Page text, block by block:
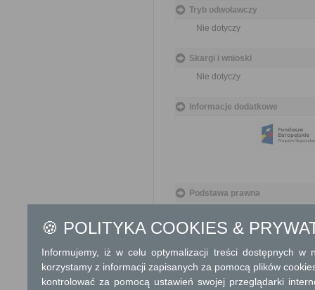
Tryb odwoławczy
Nie dotyczy
Skargi i wnioski
Nie dotyczy
Informacje dodatkowe
Podstawa prawna
Rozporządzenie
geodezyjnych,
Ochrona danych osobowych
🍪 POLITYKA COOKIES &
Informujemy, iż w celu optymalizacji treści dostępnych w
korzystamy z informacji zapisanych za pomocą plików
kontrolować za pomocą ustawień swojej przeglądarki